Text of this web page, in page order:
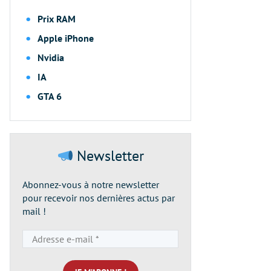
Prix RAM
Apple iPhone
Nvidia
IA
GTA 6
Newsletter
Abonnez-vous à notre newsletter
pour recevoir nos dernières actus par
mail !
e-
mail